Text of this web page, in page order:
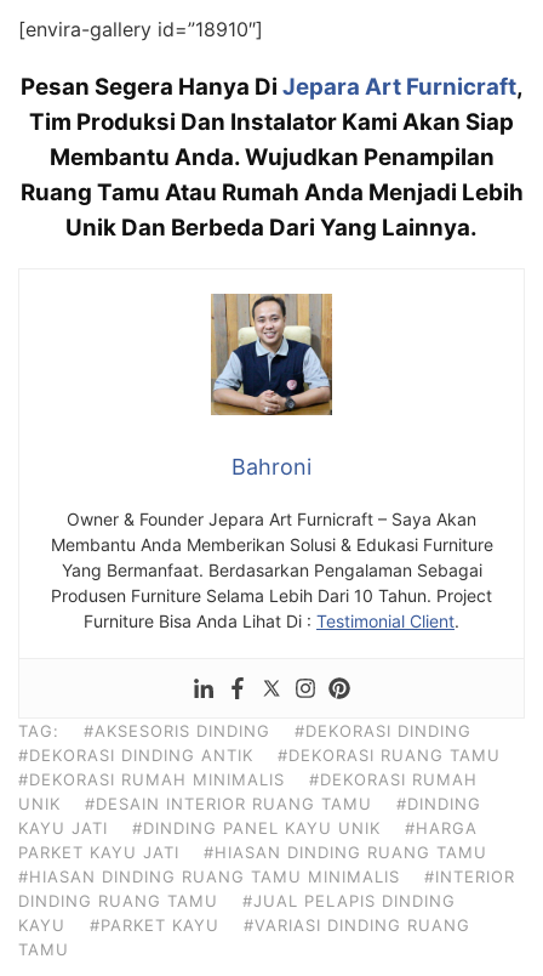
[envira-gallery id=”18910″]
Pesan Segera Hanya Di Jepara Art Furnicraft,
Tim Produksi Dan Instalator Kami Akan Siap
Membantu Anda. Wujudkan Penampilan
Ruang Tamu Atau Rumah Anda Menjadi Lebih
Unik Dan Berbeda Dari Yang Lainnya.
Bahroni
Owner & Founder Jepara Art Furnicraft – Saya Akan
Membantu Anda Memberikan Solusi & Edukasi Furniture
Yang Bermanfaat. Berdasarkan Pengalaman Sebagai
Produsen Furniture Selama Lebih Dari 10 Tahun. Project
Furniture Bisa Anda Lihat Di : Testimonial Client.
TAG: #AKSESORIS DINDING
#DEKORASI DINDING
#DEKORASI DINDING ANTIK
#DEKORASI RUANG TAMU
#DEKORASI RUMAH MINIMALIS
#DEKORASI RUMAH
UNIK
#DESAIN INTERIOR RUANG TAMU
#DINDING
KAYU JATI
#DINDING PANEL KAYU UNIK
#HARGA
PARKET KAYU JATI
#HIASAN DINDING RUANG TAMU
#HIASAN DINDING RUANG TAMU MINIMALIS
#INTERIOR
DINDING RUANG TAMU
#JUAL PELAPIS DINDING
KAYU
#PARKET KAYU
#VARIASI DINDING RUANG
TAMU